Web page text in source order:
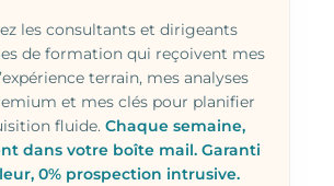
les consultants et dirigeants
de formation qui reçoivent mes
terrain, mes analyses
et mes clés pour planifier
fluide. Chaque semaine,
dans votre boîte mail. Garanti
0% prospection intrusive.